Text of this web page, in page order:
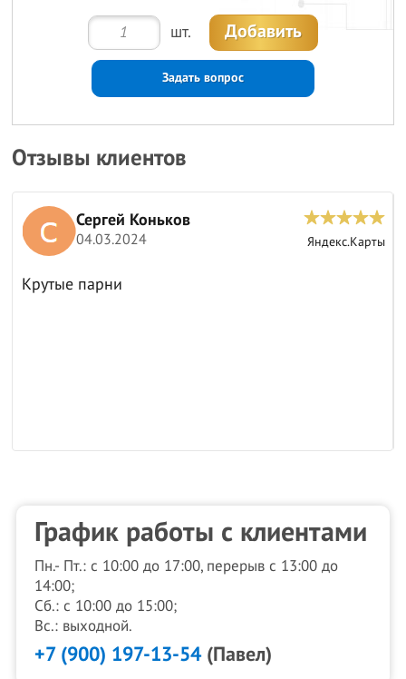
шт. Добавить
Задать вопрос
Отзывы клиентов
Сергей Коньков
04.03.2024 Яндекс.Карты
Крутые парни
График работы с клиентами
Пн.- Пт.: с 10:00 до 17:00, перерыв с 13:00 до
14:00;
Сб.: с 10:00 до 15:00;
Вс.: выходной.
+7 (900) 197-13-54(Павел)